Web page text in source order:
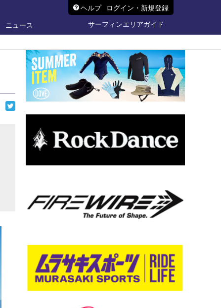
ヘルプ ログイン・新規登録
ニュース
サーフィンエリアガイド